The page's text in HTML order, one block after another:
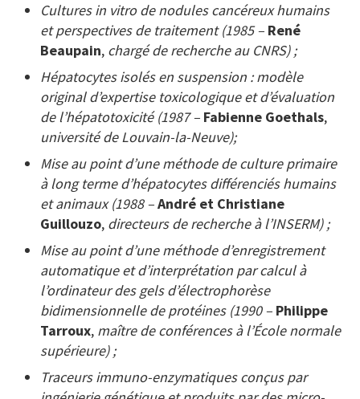
Cultures in vitro de nodules cancéreux humains
et perspectives de traitement (1985 – René
Beaupain, chargé de recherche au CNRS) ;
Hépatocytes isolés en suspension : modèle
original d’expertise toxicologique et d’évaluation
de l’hépatotoxicité (1987 – Fabienne Goethals,
université de Louvain-la-Neuve);
Mise au point d’une méthode de culture primaire
à long terme d’hépatocytes différenciés humains
et animaux (1988 –André et Christiane
Guillouzo, directeurs de recherche à l’INSERM) ;
Mise au point d’une méthode d’enregistrement
automatique et d’interprétation par calcul à
l’ordinateur des gels d’électrophorèse
bidimensionnelle de protéines (1990 – Philippe
Tarroux, maître de conférences à l’École normale
supérieure) ;
Traceurs immuno-enzymatiques conçus par